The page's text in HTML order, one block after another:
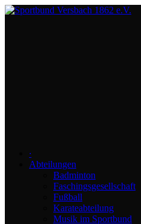
∙
Abteilungen
Badminton
Faschingsgesellschaft
Fußball
Karateabteilung
Musik im Sportbund